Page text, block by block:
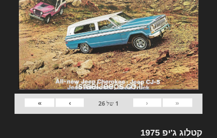
«
‹
1 של26
›
»
קטלוג ג'יפ 1975